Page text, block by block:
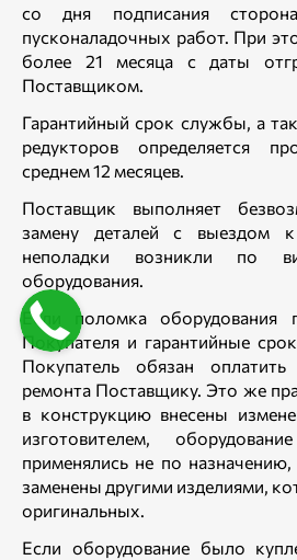
со дня подписания
пусконаладочных работ. При
более 21 месяца с даты
Поставщиком.
Гарантийный срок службы, а
редукторов определяется
среднем 12 месяцев.
Поставщик выполняет
замену деталей с выездом
неполадки возникли по
оборудования.
Если поломка
Покупателя и гарантийные
Покупатель обязан
ремонта Поставщику. Это же
в конструкцию внесены
изготовителем,
применялись не по
заменены другими изделиями,
оригинальных.
Если оборудование было